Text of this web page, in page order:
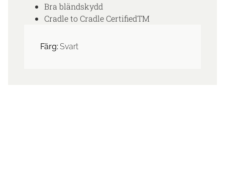
Bra bländskydd
Cradle to Cradle CertifiedTM
Färg:Svart